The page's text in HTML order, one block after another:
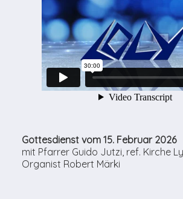
Gottesdienst vom 15. Februar 2026
mit Pfarrer Guido Jutzi, ref. Kirche
Organist Robert Märki